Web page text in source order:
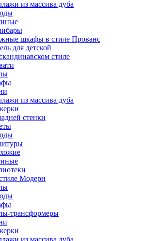
из массива дуба
шкафы в стиле Прованс
для детской
стиле
из массива дуба
стенки
Модерн
трансформеры
из массива дуба